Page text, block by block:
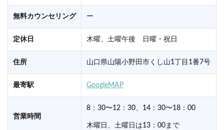
無料カウンセリング ー
定休日 木曜、土曜午後 日曜・祝日
住所 山口県山陽小野田市くし山1丁目1番7号
最寄駅 GoogleMAP
営業時間
8：30〜12：30、14：30〜18：00
木曜日、土曜日は13：00まで